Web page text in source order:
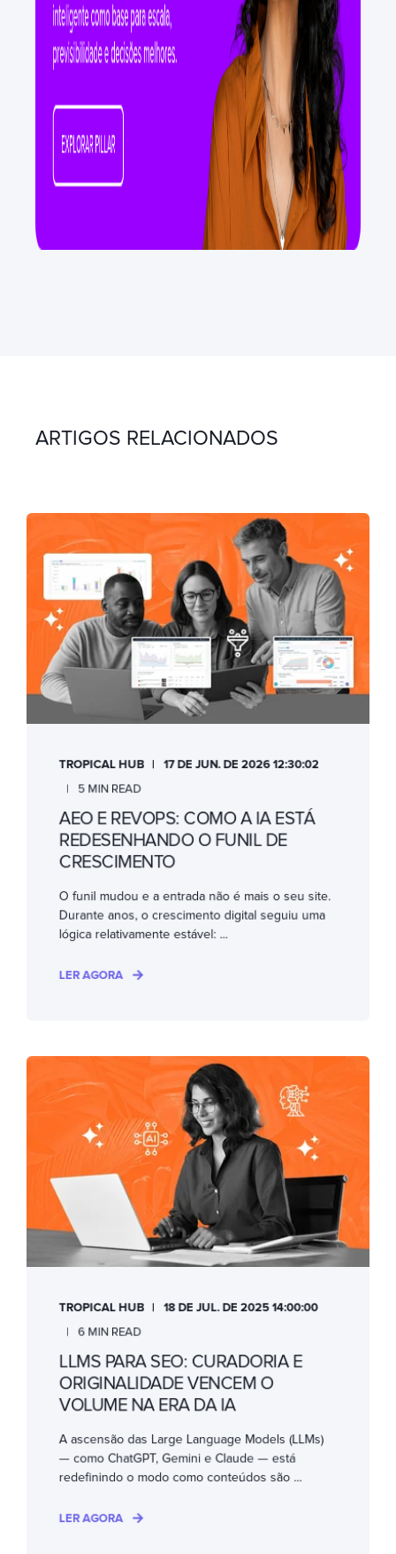
ARTIGOS RELACIONADOS
TROPICAL HUB
17 DE JUN. DE 2026 12:30:02
5 MIN READ
AEO E REVOPS: COMO A IA ESTÁ
REDESENHANDO O FUNIL DE
CRESCIMENTO
O funil mudou e a entrada não é mais o seu site.
Durante anos, o crescimento digital seguiu uma
lógica relativamente estável: ...
LER AGORA
TROPICAL HUB
18 DE JUL. DE 2025 14:00:00
6 MIN READ
LLMS PARA SEO: CURADORIA E
ORIGINALIDADE VENCEM O
VOLUME NA ERA DA IA
A ascensão das Large Language Models (LLMs)
— como ChatGPT, Gemini e Claude — está
redefinindo o modo como conteúdos são ...
LER AGORA